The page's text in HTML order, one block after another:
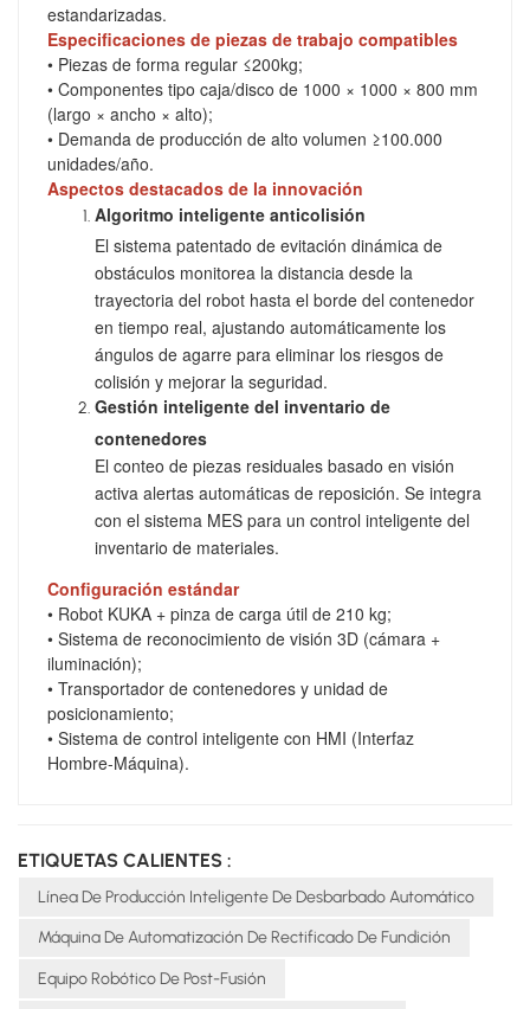
estandarizadas.
Especificaciones de piezas de trabajo compatibles
• Piezas de forma regular ≤200kg;
• Componentes tipo caja/disco de 1000 × 1000 × 800 mm
(largo × ancho × alto);
• Demanda de producción de alto volumen ≥100.000
unidades/año.
Aspectos destacados de la innovación
Algoritmo inteligente anticolisión
El sistema patentado de evitación dinámica de
obstáculos monitorea la distancia desde la
trayectoria del robot hasta el borde del contenedor
en tiempo real, ajustando automáticamente los
ángulos de agarre para eliminar los riesgos de
colisión y mejorar la seguridad.
Gestión inteligente del inventario de
contenedores
El conteo de piezas residuales basado en visión
activa alertas automáticas de reposición. Se integra
con el sistema MES para un control inteligente del
inventario de materiales.
Configuración estándar
• Robot KUKA + pinza de carga útil de 210 kg;
• Sistema de reconocimiento de visión 3D (cámara +
iluminación);
• Transportador de contenedores y unidad de
posicionamiento;
• Sistema de control inteligente con HMI (Interfaz
Hombre-Máquina).
ETIQUETAS CALIENTES :
Línea De Producción Inteligente De Desbarbado Automático
Máquina De Automatización De Rectificado De Fundición
Equipo Robótico De Post-Fusión